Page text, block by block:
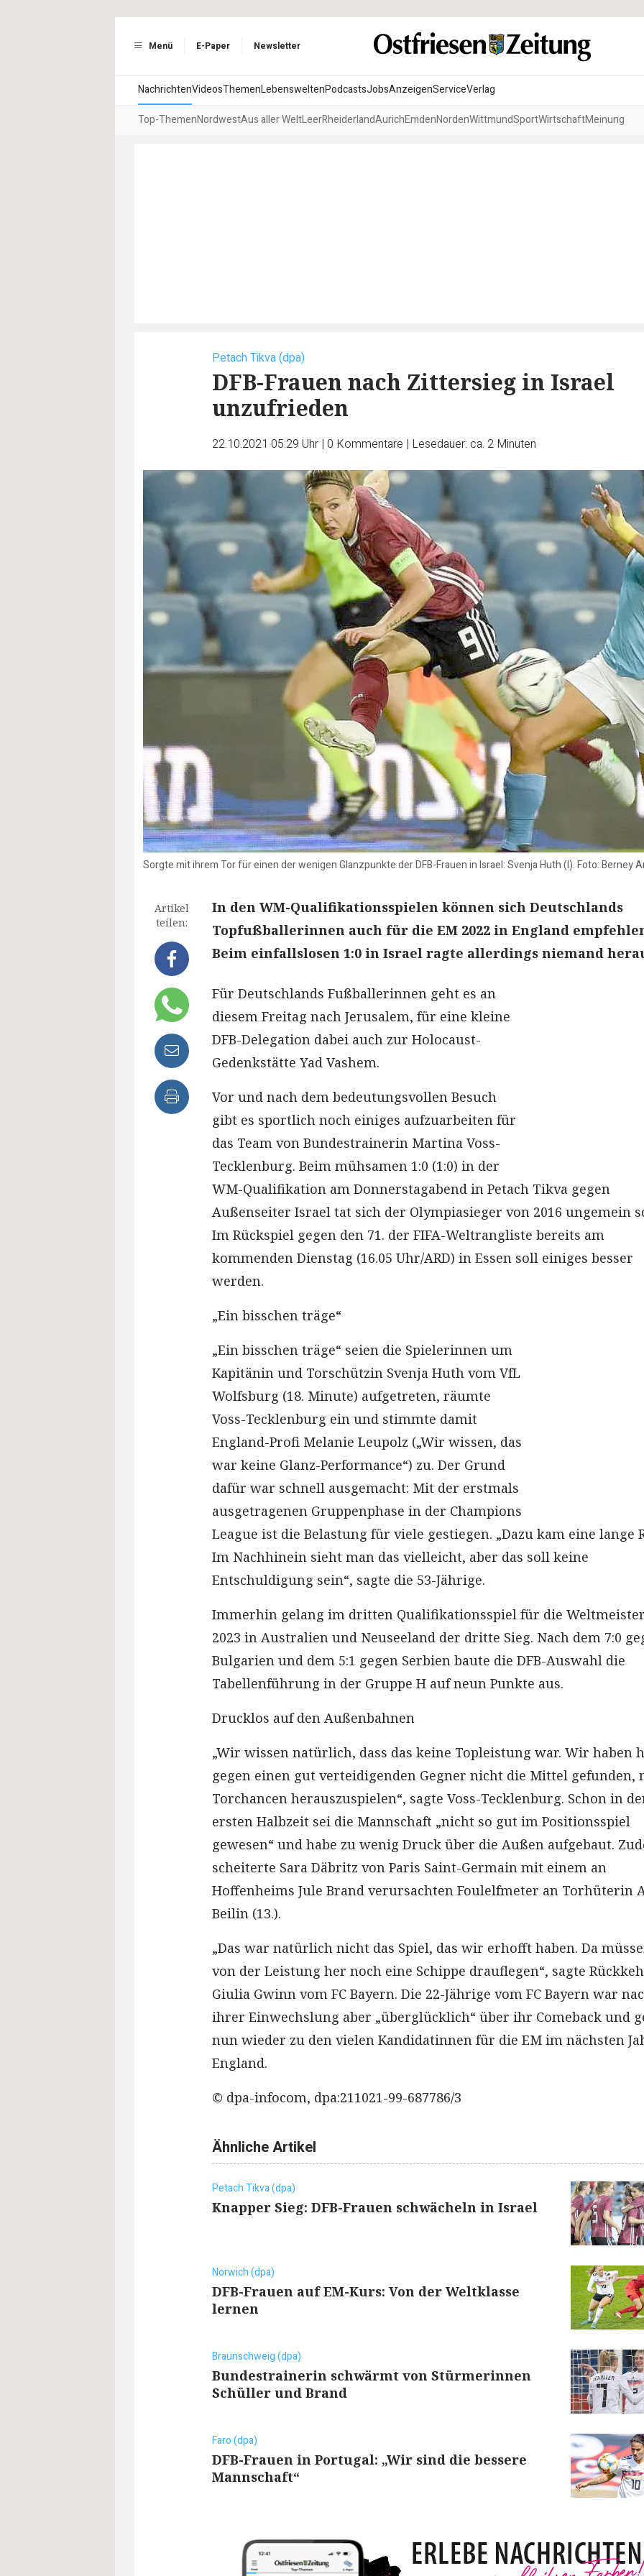
Menü E-Paper Newsletter
NachrichtenVideosThemenLebensweltenPodcastsJobsAnzeigenServiceVerlag
Top-ThemenNordwestAus aller WeltLeerRheiderlandAurichEmdenNordenWittmundSportWirtschaftMeinung
Petach Tikva (dpa)
DFB-Frauen nach Zittersieg in Israel
unzufrieden
22.10.2021 05:29 Uhr | 0 Kommentare | Lesedauer: ca. 2 Minuten
Sorgte mit ihrem Tor für einen der wenigen Glanzpunkte der DFB-Frauen in Israel: Svenja Huth (l). Foto: Berney
Artikel
teilen:
In den WM-Qualifikationsspielen können sich Deutschlands
Topfußballerinnen auch für die EM 2022 in England
Beim einfallslosen 1:0 in Israel ragte allerdings niemand
Für Deutschlands Fußballerinnen geht es an
diesem Freitag nach Jerusalem, für eine kleine
DFB-Delegation dabei auch zur Holocaust-
Gedenkstätte Yad Vashem.
Vor und nach dem bedeutungsvollen Besuch
gibt es sportlich noch einiges aufzuarbeiten für
das Team von Bundestrainerin Martina Voss-
Tecklenburg. Beim mühsamen 1:0 (1:0) in der
WM-Qualifikation am Donnerstagabend in Petach Tikva gegen
Außenseiter Israel tat sich der Olympiasieger von 2016 ungemein
Im Rückspiel gegen den 71. der FIFA-Weltrangliste bereits am
kommenden Dienstag (16.05 Uhr/ARD) in Essen soll einiges besser
werden.
„Ein bisschen träge“
„Ein bisschen träge“ seien die Spielerinnen um
Kapitänin und Torschützin Svenja Huth vom VfL
Wolfsburg (18. Minute) aufgetreten, räumte
Voss-Tecklenburg ein und stimmte damit
England-Profi Melanie Leupolz („Wir wissen, das
war keine Glanz-Performance“) zu. Der Grund
dafür war schnell ausgemacht: Mit der erstmals
ausgetragenen Gruppenphase in der Champions
League ist die Belastung für viele gestiegen. „Dazu kam eine lange
Im Nachhinein sieht man das vielleicht, aber das soll keine
Entschuldigung sein“, sagte die 53-Jährige.
Immerhin gelang im dritten Qualifikationsspiel für die
2023 in Australien und Neuseeland der dritte Sieg. Nach dem 7:0
Bulgarien und dem 5:1 gegen Serbien baute die DFB-Auswahl die
Tabellenführung in der Gruppe H auf neun Punkte aus.
Drucklos auf den Außenbahnen
„Wir wissen natürlich, dass das keine Topleistung war. Wir haben
gegen einen gut verteidigenden Gegner nicht die Mittel gefunden,
Torchancen herauszuspielen“, sagte Voss-Tecklenburg. Schon in
ersten Halbzeit sei die Mannschaft „nicht so gut im Positionsspiel
gewesen“ und habe zu wenig Druck über die Außen aufgebaut.
scheiterte Sara Däbritz von Paris Saint-Germain mit einem an
Hoffenheims Jule Brand verursachten Foulelfmeter an Torhüterin
Beilin (13.).
„Das war natürlich nicht das Spiel, das wir erhofft haben. Da
von der Leistung her noch eine Schippe drauflegen“, sagte
Giulia Gwinn vom FC Bayern. Die 22-Jährige vom FC Bayern war
ihrer Einwechslung aber „überglücklich“ über ihr Comeback und
nun wieder zu den vielen Kandidatinnen für die EM im nächsten
England.
© dpa-infocom, dpa:211021-99-687786/3
Ähnliche Artikel
Petach Tikva (dpa)
Knapper Sieg: DFB-Frauen schwächeln in Israel
Norwich (dpa)
DFB-Frauen auf EM-Kurs: Von der Weltklasse
lernen
Braunschweig (dpa)
Bundestrainerin schwärmt von Stürmerinnen
Schüller und Brand
Faro (dpa)
DFB-Frauen in Portugal: „Wir sind die bessere
Mannschaft“